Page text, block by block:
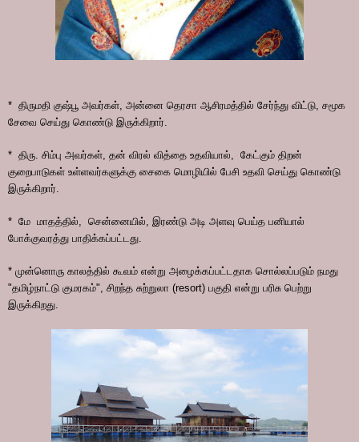
* திருமதி குஷ்பூ அவர்கள், அன்னை தெரசா ஆசிரமத்தில் சேர்ந்து விட்டு, சமூக
சேவை செய்து கொண்டு இருக்கிறார்.
* திரு. சிம்பு அவர்கள், தன் விரல் வித்தை உதவியால், கேட்கும் திறன்
குறைபாடுகள் உள்ளவர்களுக்கு சைகை மொழியில் பேசி உதவி செய்து கொண்டு
இருக்கிறார்.
* மே மாதத்தில், சென்னையில், இரண்டு அடி அளவு பெய்த பனியால்
போக்குவரத்து பாதிக்கப்பட்டது.
* முன்னொரு காலத்தில் கூவம் என்று அழைக்கப்பட்டதாக சொல்லப்படும் நமது
"தமிழ்நாட்டு குமரகம்", சிறந்த சுற்றுலா (resort) பகுதி என்று பரிசு பெற்று
இருக்கிறது.